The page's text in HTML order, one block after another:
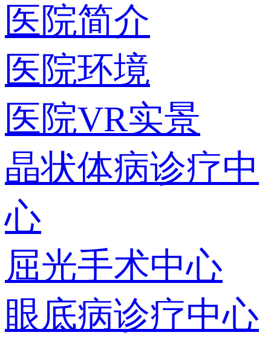
医院简介
医院环境
医院VR实景
晶状体病诊疗中
心
屈光手术中心
眼底病诊疗中心